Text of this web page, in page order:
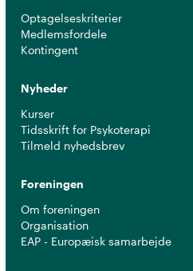
Optagelseskriterier
Medlemsfordele
Kontingent
Nyheder
Kurser
Tidsskrift for Psykoterapi
Tilmeld nyhedsbrev
Foreningen
Om foreningen
Organisation
EAP - Europæisk samarbejde